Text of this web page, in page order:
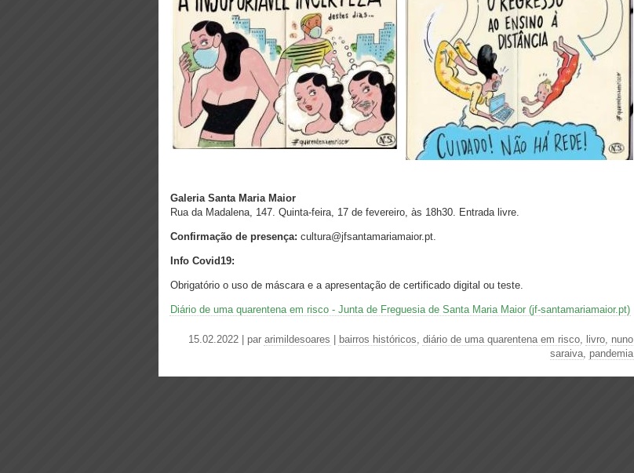
Galeria Santa Maria Maior
Rua da Madalena, 147. Quinta-feira, 17 de fevereiro, às 18h30. Entrada livre.
Confirmação de presença: cultura@jfsantamariamaior.pt.
Info Covid19:
Obrigatório o uso de máscara e a apresentação de certificado digital ou teste.
Diário de uma quarentena em risco - Junta de Freguesia de Santa Maria Maior (jf-santamariamaior.pt)
15.02.2022 | par arimildesoares bairros históricos, diário de uma quarentena em risco, livro, nuno
saraiva, pandemia